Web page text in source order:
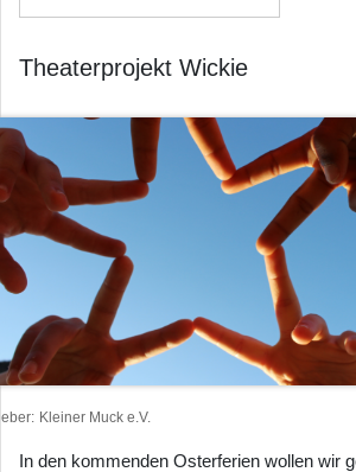
Theaterprojekt Wickie
Kleiner Muck e.V.
In den kommenden Osterferien wollen wir